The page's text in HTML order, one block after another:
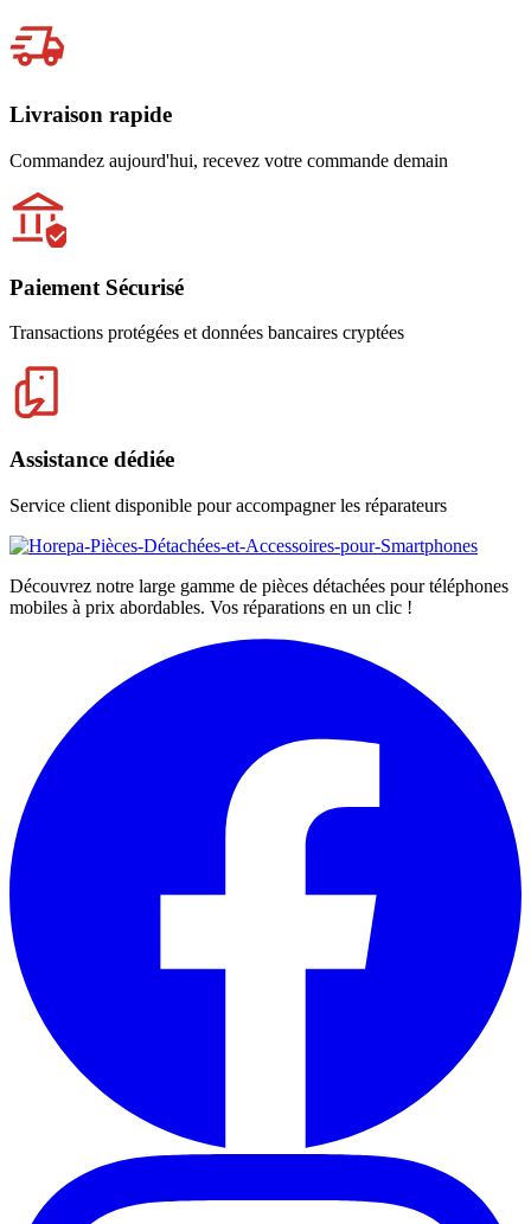
Livraison rapide
Commandez aujourd'hui, recevez votre commande demain
Paiement Sécurisé
Transactions protégées et données bancaires cryptées
Assistance dédiée
Service client disponible pour accompagner les réparateurs
Découvrez notre large gamme de pièces détachées pour téléphones
mobiles à prix abordables. Vos réparations en un clic !